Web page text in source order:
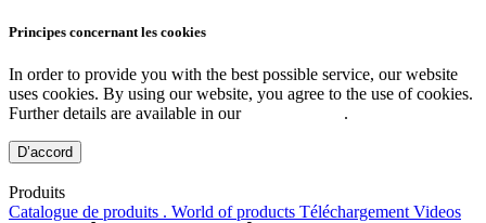
Principes concernant les cookies
In order to provide you with the best possible service, our website
uses cookies. By using our website, you agree to the use of cookies.
Further details are available in our
.
D’accord
Produits
Catalogue de produits . World of products Téléchargement Videos